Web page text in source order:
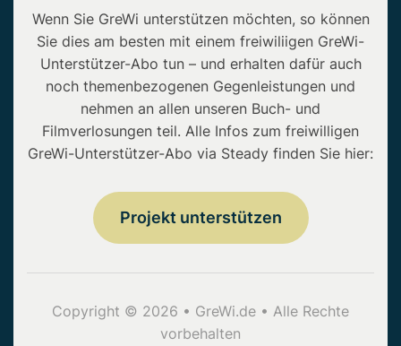
Wenn Sie GreWi unterstützen möchten, so können
Sie dies am besten mit einem freiwiliigen GreWi-
Unterstützer-Abo tun – und erhalten dafür auch
noch themenbezogenen Gegenleistungen und
nehmen an allen unseren Buch- und
Filmverlosungen teil. Alle Infos zum freiwilligen
GreWi-Unterstützer-Abo via Steady finden Sie hier:
Projekt unterstützen
Copyright © 2026 • GreWi.de • Alle Rechte
vorbehalten